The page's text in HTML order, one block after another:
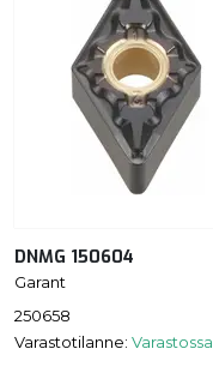
DNMG 150604
Garant
250658
Varastotilanne: Varastossa